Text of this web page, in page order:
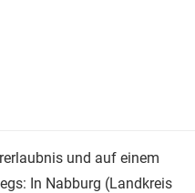
und auf einem
In Nabburg (Landkreis